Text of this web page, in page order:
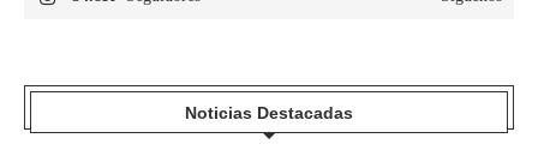
Noticias Destacadas